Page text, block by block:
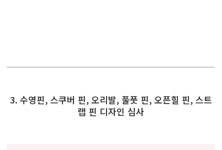
3. 수영핀, 스쿠버 핀, 오리발, 풀풋 핀, 오픈힐 핀, 스트
랩 핀 디자인 심사